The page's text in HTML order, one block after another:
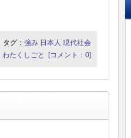
タグ： 強み 日本人 現代社会
わたくしごと [コメント：0]